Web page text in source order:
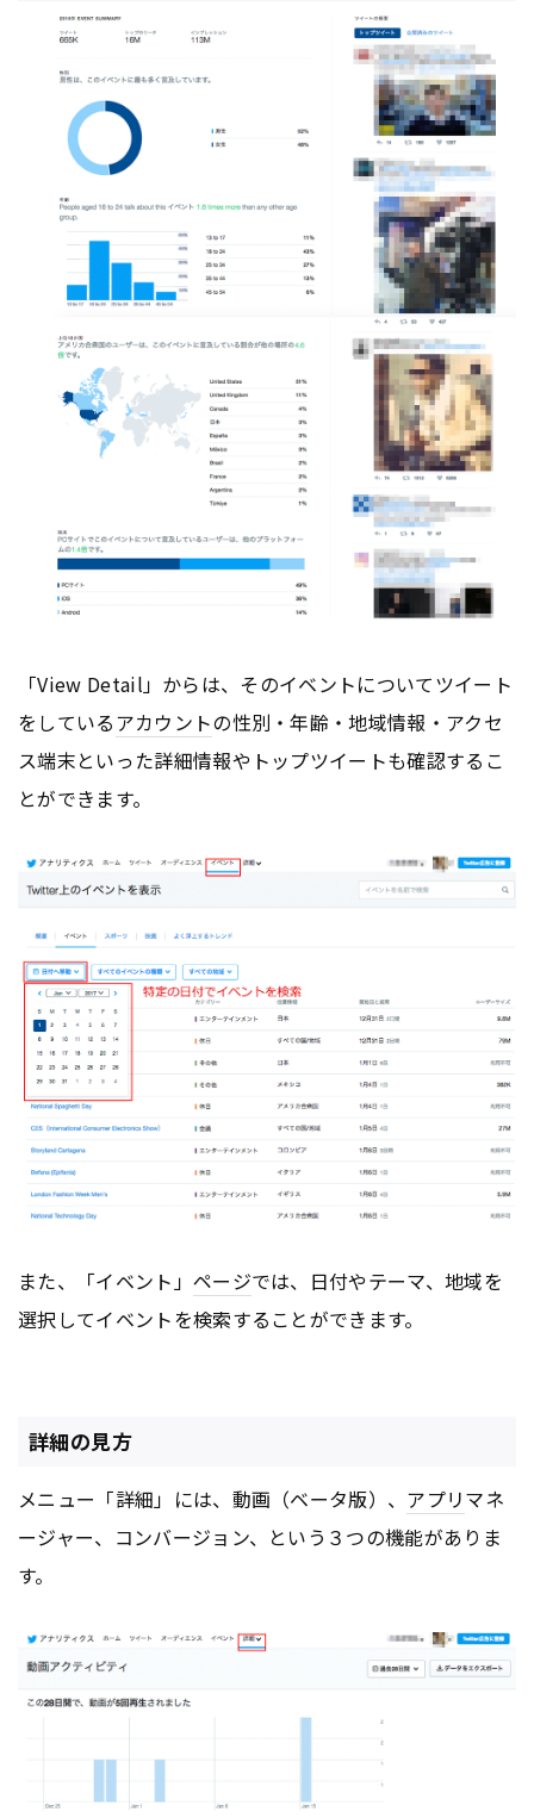
「View Detail」からは、そのイベントについてツイート
をしているアカウントの性別・年齢・地域情報・アクセ
ス端末といった詳細情報やトップツイートも確認するこ
とができます。
また、「イベント」 ページでは、日付やテーマ、地域を
選択してイベントを検索することができます。
詳細の見方
メニュー「詳細」には、動画（ベータ版）、 アプリマネ
ージャー、コンバージョン、という３つの機能がありま
す。